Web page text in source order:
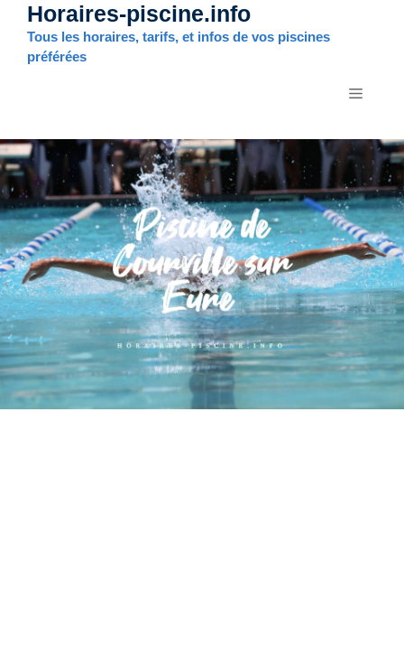
Aller
contenu
Horaires-piscine.info
Tous les horaires, tarifs, et infos de vos piscines
préférées
MENU